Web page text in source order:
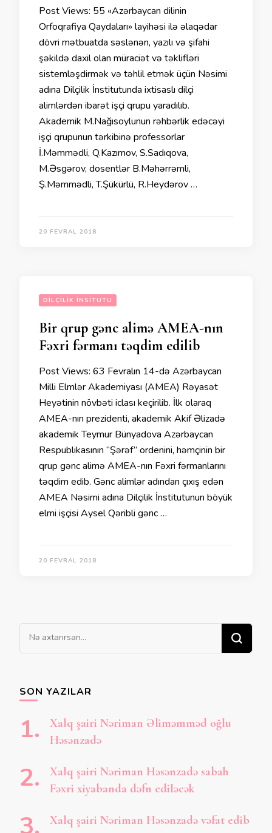
Post Views: 55 «Azərbaycan dilinin
Orfoqrafiya Qaydaları» layihəsi ilə əlaqədar
dövri mətbuatda səslənən, yazılı və şifahi
şəkildə daxil olan müraciət və təklifləri
sistemləşdirmək və təhlil etmək üçün Nəsimi
adına Dilçilik İnstitutunda ixtisaslı dilçi
alimlərdən ibarət işçi qrupu yaradılıb.
Akademik M.Nağısoylunun rəhbərlik edəcəyi
işçi qrupunun tərkibinə professorlar
İ.Məmmədli, Q.Kazımov, S.Sadıqova,
M.Əsgərov, dosentlər B.Məhərrəmli,
Ş.Məmmədli, T.Şükürlü, R.Heydərov …
20 FEVRAL 2018
DILÇILIK İNSITUTU
Bir qrup gənc alimə AMEA-nın
Fəxri fərmanı təqdim edilib
Post Views: 63 Fevralın 14-də Azərbaycan
Milli Elmlər Akademiyası (AMEA) Rəyasət
Heyətinin növbəti iclası keçirilib. İlk olaraq
AMEA-nın prezidenti, akademik Akif Əlizadə
akademik Teymur Bünyadova Azərbaycan
Respublikasının “Şərəf” ordenini, həmçinin bir
qrup gənc alimə AMEA-nın Fəxri fərmanlarını
təqdim edib. Gənc alimlər adından çıxış edən
AMEA Nəsimi adına Dilçilik İnstitutunun böyük
elmi işçisi Aysel Qəribli gənc …
20 FEVRAL 2018
Bir
şey
SON YAZILAR
Xalq şairi Nəriman Əliməmməd oğlu
Həsənzadə
Xalq şairi Nəriman Həsənzadə sabah
Fəxri xiyabanda dəfn ediləcək
Xalq şairi Nəriman Həsənzadə vəfat edib